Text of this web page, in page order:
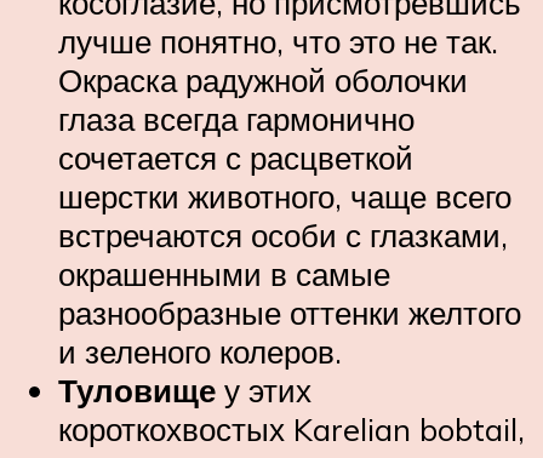
лучше понятно, что это не так.
Окраска радужной оболочки
глаза всегда гармонично
сочетается с расцветкой
шерстки животного, чаще всего
встречаются особи с глазками,
окрашенными в самые
разнообразные оттенки желтого
и зеленого колеров.
Туловище у этих
короткохвостых Karelian bobtail,